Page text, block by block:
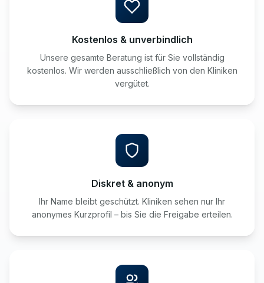
Kostenlos & unverbindlich
Unsere gesamte Beratung ist für Sie vollständig
kostenlos. Wir werden ausschließlich von den Kliniken
vergütet.
Diskret & anonym
Ihr Name bleibt geschützt. Kliniken sehen nur Ihr
anonymes Kurzprofil – bis Sie die Freigabe erteilen.